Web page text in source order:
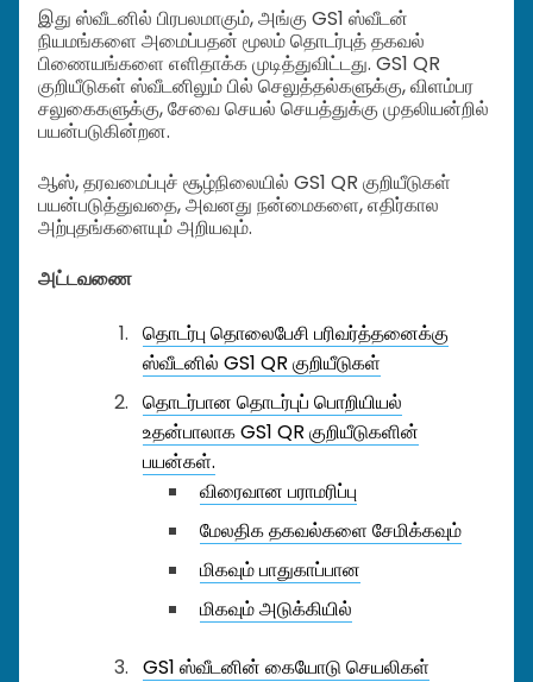
இது ஸ்வீடனில் பிரபலமாகும், அங்கு GS1 ஸ்வீடன்
நியமங்களை அமைப்பதன் மூலம் தொடர்புத் தகவல்
பிணையங்களை எளிதாக்க முடித்துவிட்டது. GS1 QR
குறியீடுகள் ஸ்வீடனிலும் பில் செலுத்தல்களுக்கு, விளம்பர
சலுகைகளுக்கு, சேவை செயல் செயத்துக்கு முதலியன்றில்
பயன்படுகின்றன.
ஆஸ், தரவமைப்புச் சூழ்நிலையில் GS1 QR குறியீடுகள்
பயன்படுத்துவதை, அவனது நன்மைகளை, எதிர்கால
அற்புதங்களையும் அறியவும்.
அட்டவணை
தொடர்பு தொலைபேசி பரிவர்த்தனைக்கு
ஸ்வீடனில் GS1 QR குறியீடுகள்
தொடர்பான தொடர்புப் பொறியியல்
உதன்பாலாக GS1 QR குறியீடுகளின்
பயன்கள்.
விரைவான பராமரிப்பு
மேலதிக தகவல்களை சேமிக்கவும்
மிகவும் பாதுகாப்பான
மிகவும் அடுக்கியில்
GS1 ஸ்வீடனின் கையோடு செயலிகள்